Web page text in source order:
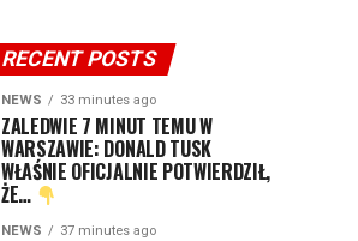
RECENT POSTS
NEWS 33 minutes ago
ZALEDWIE 7 MINUT TEMU W
WARSZAWIE: DONALD TUSK
WŁAŚNIE OFICJALNIE POTWIERDZIŁ,
ŻE…
NEWS 37 minutes ago